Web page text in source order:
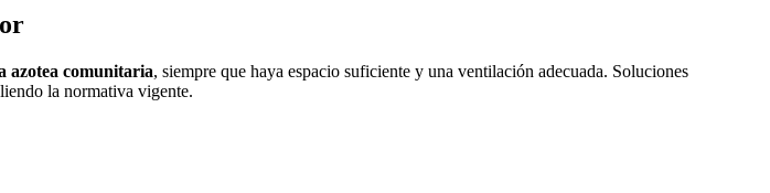
azotea comunitaria, siempre que haya espacio suficiente y una ventilación adecuada. Soluciones
la normativa vigente.